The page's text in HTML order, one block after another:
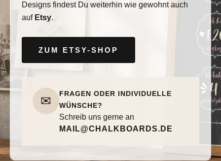
Designs findest Du weiterhin wie gewohnt auch
auf Etsy.
ZUM ETSY-SHOP
✉
FRAGEN ODER INDIVIDUELLE
WÜNSCHE?
Schreib uns gerne an
MAIL@CHALKBOARDS.DE